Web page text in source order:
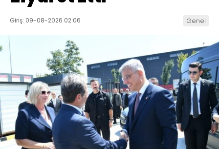
Giriş: 09-08-2026 02:06 Genel